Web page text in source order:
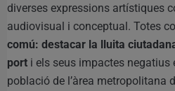
diverses expressions artístiques
audiovisual i conceptual. Totes
comú: destacar la lluita
port i els seus impactes negatius
població de l’àrea metropolitana